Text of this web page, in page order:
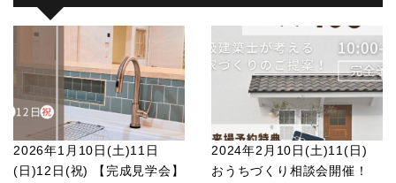
2026年1月10日(土)11日
(日)12日(祝) 【完成見学会】
2024年2月10日(土)11(日)
おうちづくり相談会開催！